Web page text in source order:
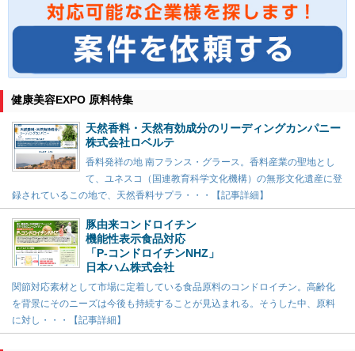
健康美容EXPO 原料特集
天然香料・天然有効成分のリーディングカンパニー
株式会社ロベルテ
香料発祥の地 南フランス・グラース。香料産業の聖地とし
て、ユネスコ（国連教育科学文化機構）の無形文化遺産に登
録されているこの地で、天然香料サプラ・・・【記事詳細】
豚由来コンドロイチン
機能性表示食品対応
「P-コンドロイチンNHZ」
日本ハム株式会社
関節対応素材として市場に定着している食品原料のコンドロイチン。高齢化
を背景にそのニーズは今後も持続することが見込まれる。そうした中、原料
に対し・・・【記事詳細】